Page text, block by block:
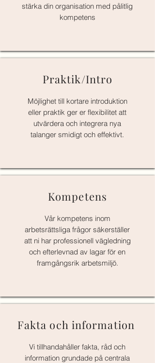
stärka din organisation med pålitlig
kompetens
Praktik/Intro
Möjlighet till kortare introduktion
eller praktik ger er flexibilitet att
utvärdera och integrera nya
talanger smidigt och effektivt.
Kompetens
Vår kompetens inom
arbetsrättsliga frågor säkerställer
att ni har professionell vägledning
och efterlevnad av lagar för en
framgångsrik arbetsmiljö.
Fakta och information
Vi tillhandahåller fakta, råd och
information grundade på centrala